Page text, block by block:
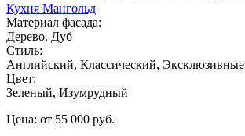
Кухня Мангольд
Материал фасада:
Дерево, Дуб
Стиль:
Английский, Классический, Эксклюзивные
Цвет:
Зеленый, Изумрудный
Цена: от 55 000 руб.